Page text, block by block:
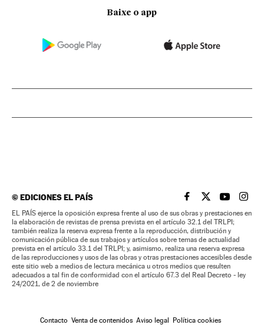
Baixe o app
©EDICIONES EL PAÍS EL PAÍS BRASIL EN
EL PAÍSEL PAÍS
EL
EL PAÍS ejerce la oposición expresa frente al uso de sus obras y prestaciones en
la elaboración de revistas de prensa prevista en el artículo 32.1 del TRLPI;
también realiza la reserva expresa frente a la reproducción, distribución y
comunicación pública de sus trabajos y artículos sobre temas de actualidad
prevista en el artículo 33.1 del TRLPI; y, asimismo, realiza una reserva expresa
de las reproducciones y usos de las obras y otras prestaciones accesibles desde
este sitio web a medios de lectura mecánica u otros medios que resulten
adecuados a tal fin de conformidad con el artículo 67.3 del Real Decreto - ley
24/2021, de 2 de noviembre
Contacto Venta de contenidos Aviso legal Política cookies